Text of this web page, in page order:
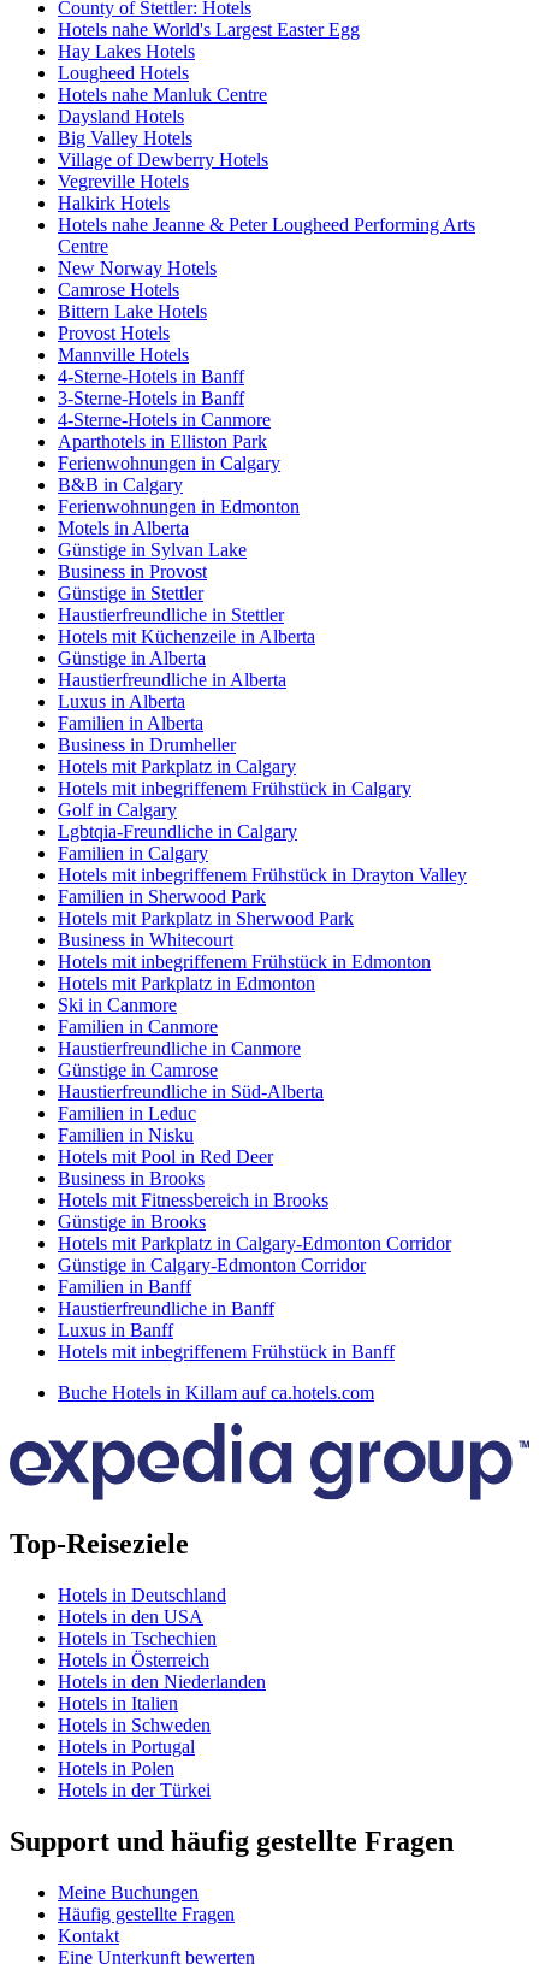
County of Stettler: Hotels
Hotels nahe World's Largest Easter Egg
Hay Lakes Hotels
Lougheed Hotels
Hotels nahe Manluk Centre
Daysland Hotels
Big Valley Hotels
Village of Dewberry Hotels
Vegreville Hotels
Halkirk Hotels
Hotels nahe Jeanne & Peter Lougheed Performing Arts
Centre
New Norway Hotels
Camrose Hotels
Bittern Lake Hotels
Provost Hotels
Mannville Hotels
4-Sterne-Hotels in Banff
3-Sterne-Hotels in Banff
4-Sterne-Hotels in Canmore
Aparthotels in Elliston Park
Ferienwohnungen in Calgary
B&B in Calgary
Ferienwohnungen in Edmonton
Motels in Alberta
Günstige in Sylvan Lake
Business in Provost
Günstige in Stettler
Haustierfreundliche in Stettler
Hotels mit Küchenzeile in Alberta
Günstige in Alberta
Haustierfreundliche in Alberta
Luxus in Alberta
Familien in Alberta
Business in Drumheller
Hotels mit Parkplatz in Calgary
Hotels mit inbegriffenem Frühstück in Calgary
Golf in Calgary
Lgbtqia-Freundliche in Calgary
Familien in Calgary
Hotels mit inbegriffenem Frühstück in Drayton Valley
Familien in Sherwood Park
Hotels mit Parkplatz in Sherwood Park
Business in Whitecourt
Hotels mit inbegriffenem Frühstück in Edmonton
Hotels mit Parkplatz in Edmonton
Ski in Canmore
Familien in Canmore
Haustierfreundliche in Canmore
Günstige in Camrose
Haustierfreundliche in Süd-Alberta
Familien in Leduc
Familien in Nisku
Hotels mit Pool in Red Deer
Business in Brooks
Hotels mit Fitnessbereich in Brooks
Günstige in Brooks
Hotels mit Parkplatz in Calgary-Edmonton Corridor
Günstige in Calgary-Edmonton Corridor
Familien in Banff
Haustierfreundliche in Banff
Luxus in Banff
Hotels mit inbegriffenem Frühstück in Banff
Buche Hotels in Killam auf ca.hotels.com
Top-Reiseziele
Hotels in Deutschland
Hotels in den USA
Hotels in Tschechien
Hotels in Österreich
Hotels in den Niederlanden
Hotels in Italien
Hotels in Schweden
Hotels in Portugal
Hotels in Polen
Hotels in der Türkei
Support und häufig gestellte Fragen
Meine Buchungen
Häufig gestellte Fragen
Kontakt
Eine Unterkunft bewerten